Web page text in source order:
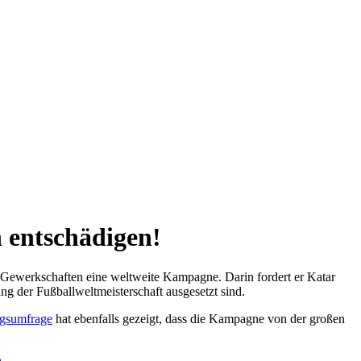
eine weltweite Kampagne. Darin fordert er Katar
der Fußballweltmeisterschaft ausgesetzt sind.
hat ebenfalls gezeigt, dass die Kampagne von der großen